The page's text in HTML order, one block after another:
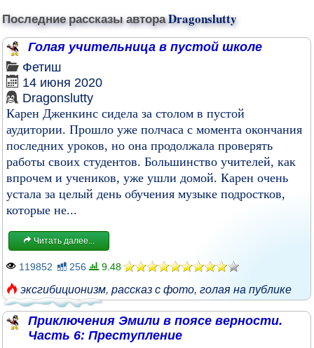
Последние рассказы автораDragonslutty
Голая учительница в пустой школе
Фетиш
14 июня 2020
Dragonslutty
Карен Дженкинс сидела за столом в пустой
аудитории. Прошло уже полчаса с момента окончания
последних уроков, но она продолжала проверять
работы своих студентов. Большинство учителей, как
впрочем и учеников, уже ушли домой. Карен очень
устала за целый день обучения музыке подростков,
которые не...
Читать далее...
119852 256 9.48
эксгибиционизм, рассказ с фото, голая на публике
Приключения Эмили в поясе верности.
Часть 6: Преступление